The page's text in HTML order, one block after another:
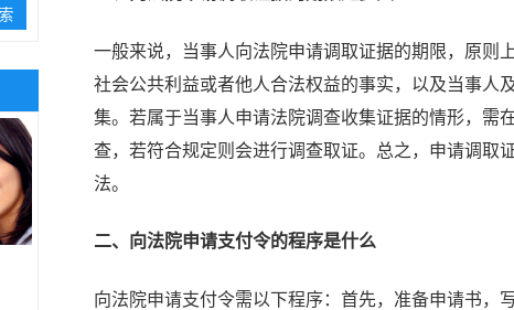
一般来说，当事人向法院申请调取证据的期限，原则
社会公共利益或者他人合法权益的事实，以及当事人
集。若属于当事人申请法院调查收集证据的情形，需
查，若符合规定则会进行调查取证。总之，申请调取
法。
二、向法院申请支付令的程序是什么
向法院申请支付令需以下程序：首先，准备申请书，